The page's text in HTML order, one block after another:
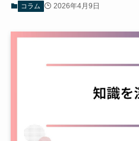
コラム 2026年4月9日